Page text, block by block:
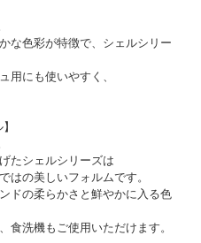
な色彩が特徴で、シェルシリー
用にも使いやすく、
たシェルシリーズは
はの美しいフォルムです。
ドの柔らかさと鮮やかに入る色
食洗機もご使用いただけます。